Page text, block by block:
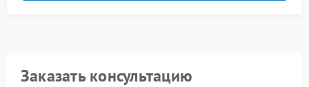
Заказать консультацию